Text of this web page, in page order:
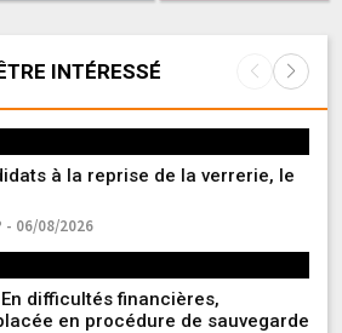
INTÉRESSÉ
à la reprise de la verrerie, le
- 06/08/2026
difficultés financières,
en procédure de sauvegarde